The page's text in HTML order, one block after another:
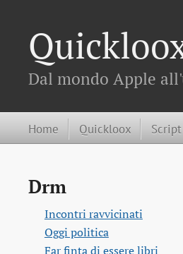
Dal mondo Apple
Home Quickloox Script
Drm
Incontri ravvicinati
Oggi politica
Far finta di essere libri